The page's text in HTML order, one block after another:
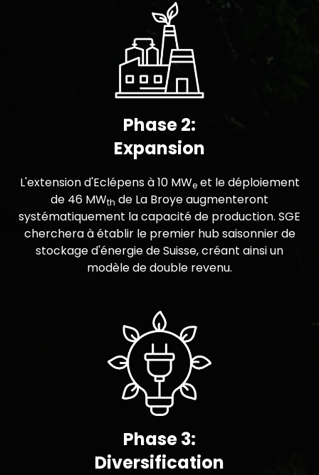
Phase 2:
Expansion
L'extension d'Eclépens à 10 MWeet le déploiement
de 46 MWth de La Broye augmenteront
systématiquement la capacité de production. SGE
cherchera à établir le premier hub saisonnier de
stockage d'énergie de Suisse, créant ainsi un
modèle de double revenu.
Phase 3:
Diversification